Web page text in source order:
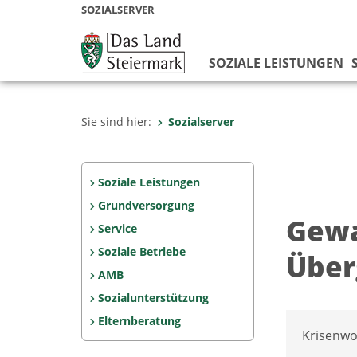
SOZIALSERVER
SOZIALE LEISTUNGEN
Sie sind hier: Sozialserver
Soziale Leistungen
Grundversorgung
Service
Soziale Betriebe
AMB
Sozialunterstützung
Elternberatung